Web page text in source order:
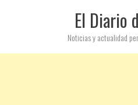
El Diario
Noticias y actualidad